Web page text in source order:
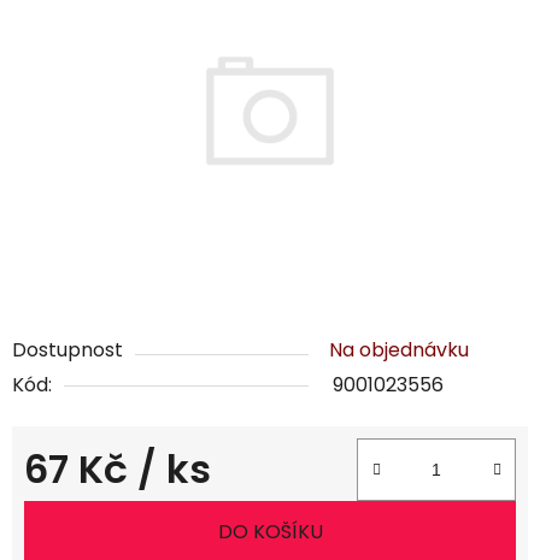
Dostupnost
Na objednávku
Kód:
9001023556
67 Kč / ks
Měrná cena:
DO KOŠÍKU